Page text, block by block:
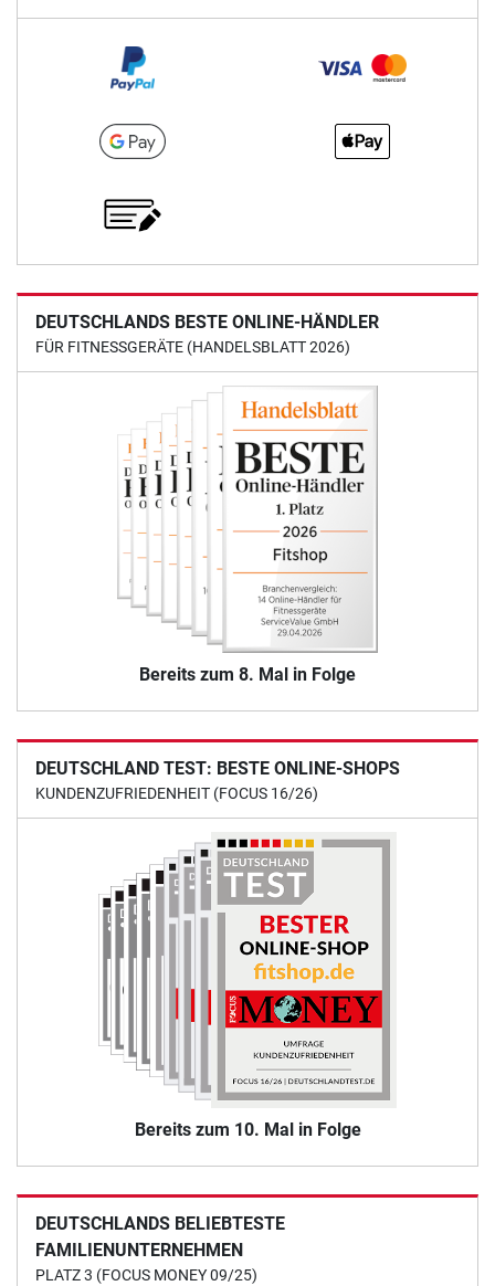
DEUTSCHLANDS BESTE ONLINE-HÄNDLER
FÜR FITNESSGERÄTE (HANDELSBLATT 2026)
Bereits zum 8. Mal in Folge
DEUTSCHLAND TEST: BESTE ONLINE-SHOPS
KUNDENZUFRIEDENHEIT (FOCUS 16/26)
Bereits zum 10. Mal in Folge
DEUTSCHLANDS BELIEBTESTE
FAMILIENUNTERNEHMEN
PLATZ 3 (FOCUS MONEY 09/25)